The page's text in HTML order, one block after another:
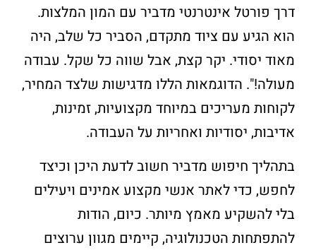
דרך פורטל אינטרנטי מדביר עם המון המלצות.
הוא הגיע עם ציוד מתקדם, הסביר כל שלב, היה
מאוד יסודי. יקר קצת, אבל שווה כל שקל. עבודה
מעולה!". הדוגמאות הללו מדגישות שלצד המחיר,
לקוחות מעריכים במיוחד מקצועיות, זמינות,
אדיבות, יסודיות ואחריות על העבודה.
בתהליך חיפוש מדביר חשוב לדעת היכן וכיצד
לחפש, כדי לאתר אנשי מקצוע אמינים ויעילים
בלי להשקיע מאמץ מיותר. כיום, הודות
להתפתחות הטכנולוגיה, קיימים מגוון ערוצים